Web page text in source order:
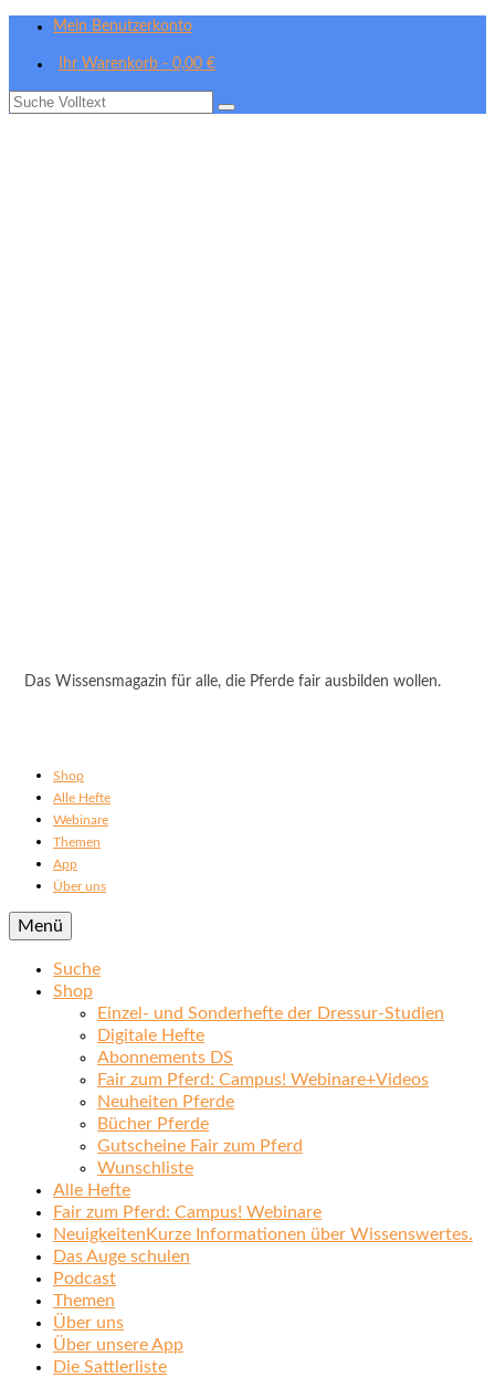
Mein Benutzerkonto
Ihr Warenkorb - 0,00 €
Suche
Das Wissensmagazin für alle, die Pferde fair ausbilden wollen.
Shop
Alle Hefte
Webinare
Themen
App
Über uns
Menü
Suche
Shop
Einzel- und Sonderhefte der Dressur-Studien
Digitale Hefte
Abonnements DS
Fair zum Pferd: Campus! Webinare+Videos
Neuheiten Pferde
Bücher Pferde
Gutscheine Fair zum Pferd
Wunschliste
Alle Hefte
Fair zum Pferd: Campus! Webinare
Neuigkeiten Kurze Informationen über Wissenswertes.
Das Auge schulen
Podcast
Themen
Über uns
Über unsere App
Die Sattlerliste